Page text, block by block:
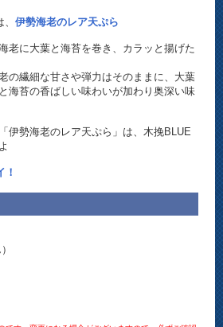
、伊勢海老のレア天ぷら
老に大葉と海苔を巻き、カラッと揚げた
の繊細な甘さや弾力はそのままに、大葉
海苔の香ばしい味わいが加わり奥深い味
伊勢海老のレア天ぷら」は、木挽BLUE
！